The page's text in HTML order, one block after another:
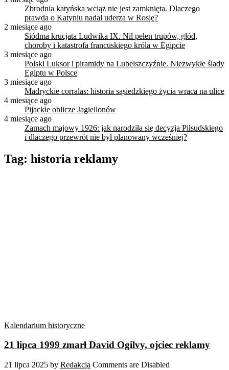
Zbrodnia katyńska wciąż nie jest zamknięta. Dlaczego
prawda o Katyniu nadal uderza w Rosję?
2 miesiące ago
Siódma krucjata Ludwika IX. Nil pełen trupów, głód,
choroby i katastrofa francuskiego króla w Egipcie
3 miesiące ago
Polski Luksor i piramidy na Lubelszczyźnie. Niezwykłe ślady
Egiptu w Polsce
3 miesiące ago
Madryckie corralas: historia sąsiedzkiego życia wraca na ulice
4 miesiące ago
Pijackie oblicze Jagiellonów
4 miesiące ago
Zamach majowy 1926: jak narodziła się decyzja Piłsudskiego
i dlaczego przewrót nie był planowany wcześniej?
Tag: historia reklamy
Kalendarium historyczne
21 lipca 1999 zmarł David Ogilvy, ojciec reklamy
21 lipca 2025 by Redakcja Comments are Disabled